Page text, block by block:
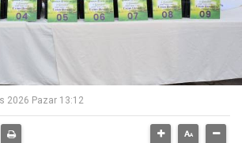
2026 Pazar 13:12